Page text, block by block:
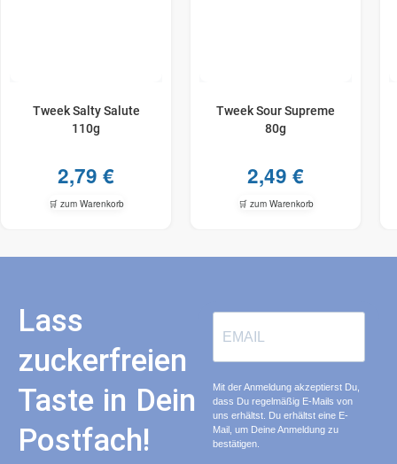
Tweek Salty Salute
110g
2,79 €
🛒 zum Warenkorb
Tweek Sour Supreme
80g
2,49 €
🛒 zum Warenkorb
Lass
zuckerfreien
Taste in Dein
Postfach!
Mit der Anmeldung akzeptierst Du,
dass Du regelmäßig E-Mails von
uns erhältst. Du erhältst eine E-
Mail, um Deine Anmeldung zu
bestätigen.